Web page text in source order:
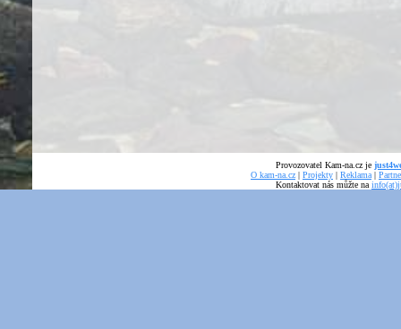
Provozovatel Kam-na.cz je
O kam-na.cz | Projekty | Reklama |
Kontaktovat nás můžte na